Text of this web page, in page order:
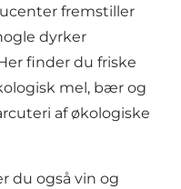
fremstiller
dyrker
finder du friske
mel, bær og
af økologiske
du også vin og